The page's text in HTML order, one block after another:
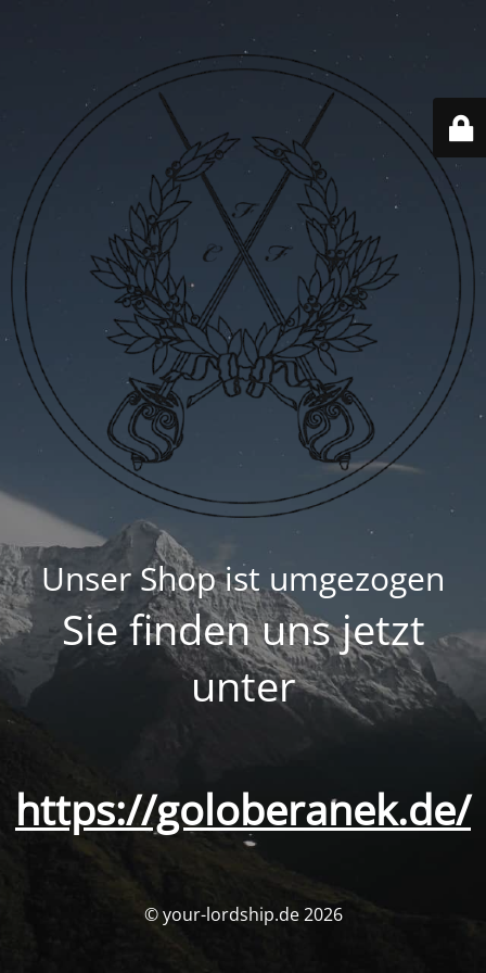
Unser Shop ist umgezogen
Sie finden uns jetzt
unter
https://goloberanek.de/
© your-lordship.de 2026